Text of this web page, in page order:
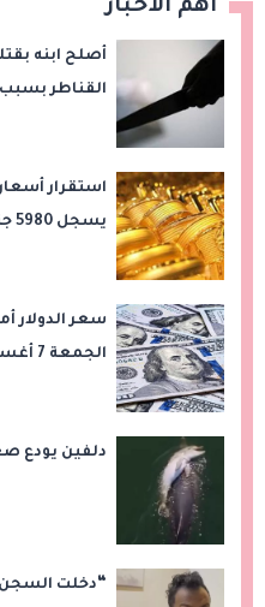
اهم الأخبار
أصلح ابنه
القناطر
يسجل 5980 جنيهًا
سعر الدولار
الجمعة 7 أغسطس 2026
دلفين يودع
“دخلت السجن